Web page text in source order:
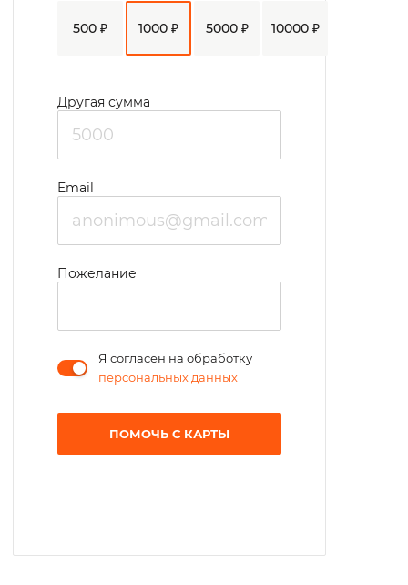
500 ₽ 1000 ₽ 5000 ₽ 10000 ₽
Другая сумма
Email
Пожелание
Я согласен на обработку
персональных данных
ПОМОЧЬ С КАРТЫ